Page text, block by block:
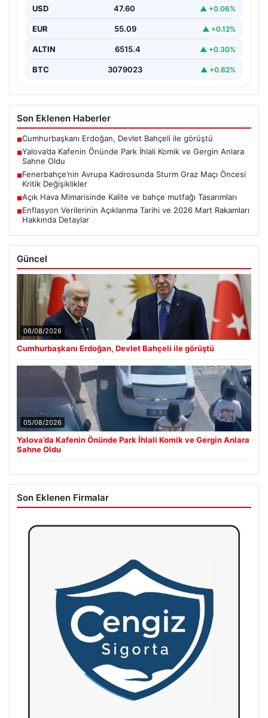
Mahallesi Ufuk Sokak'ta bulunan bir kafede çalışan…
USD 47.60 ▲ +0.06%
EUR 55.09 ▲ +0.12%
ALTIN 6515.4 ▲ +0.30%
BTC 3079023 ▲ +0.82%
Son Eklenen Haberler
■Cumhurbaşkanı Erdoğan, Devlet Bahçeli ile görüştü
■Yalova’da Kafenin Önünde Park İhlali Komik ve Gergin Anlara
Sahne Oldu
■Fenerbahçe’nin Avrupa Kadrosunda Sturm Graz Maçı Öncesi
Kritik Değişiklikler
■Açık Hava Mimarisinde Kalite ve bahçe mutfağı Tasarımları
■Enflasyon Verilerinin Açıklanma Tarihi ve 2026 Mart Rakamları
Hakkında Detaylar
Güncel
06/08/2026
Cumhurbaşkanı Erdoğan, Devlet Bahçeli ile görüştü
05/08/2026
Yalova’da Kafenin Önünde Park İhlali Komik ve Gergin Anlara
Sahne Oldu
Son Eklenen Firmalar